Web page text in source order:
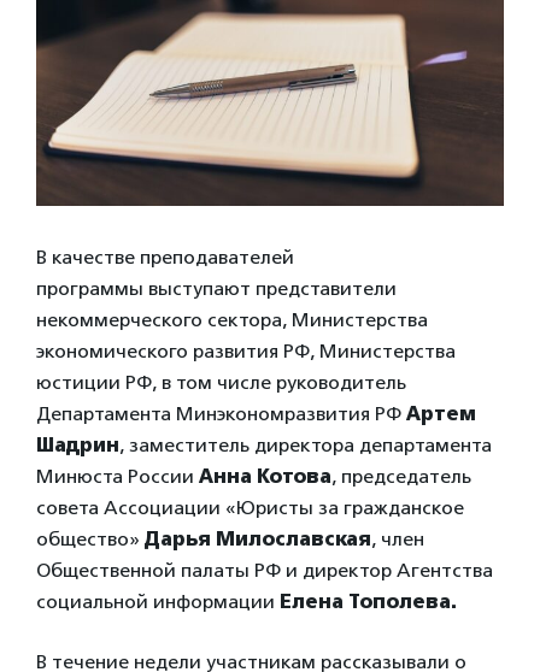
В качестве преподавателей
программы выступают представители
некоммерческого сектора, Министерства
экономического развития РФ, Министерства
юстиции РФ, в том числе руководитель
Департамента Минэкономразвития РФ Артем
Шадрин, заместитель директора департамента
Минюста России Анна Котова, председатель
совета Ассоциации «Юристы за гражданское
общество» Дарья Милославская, член
Общественной палаты РФ и директор Агентства
социальной информации Елена Тополева.
В течение недели участникам рассказывали о